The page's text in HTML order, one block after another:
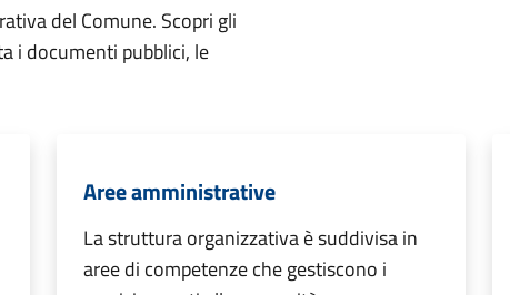
del Comune. Scopri gli
i documenti pubblici, le
Aree amministrative
La struttura organizzativa è suddivisa in
aree di competenze che gestiscono i